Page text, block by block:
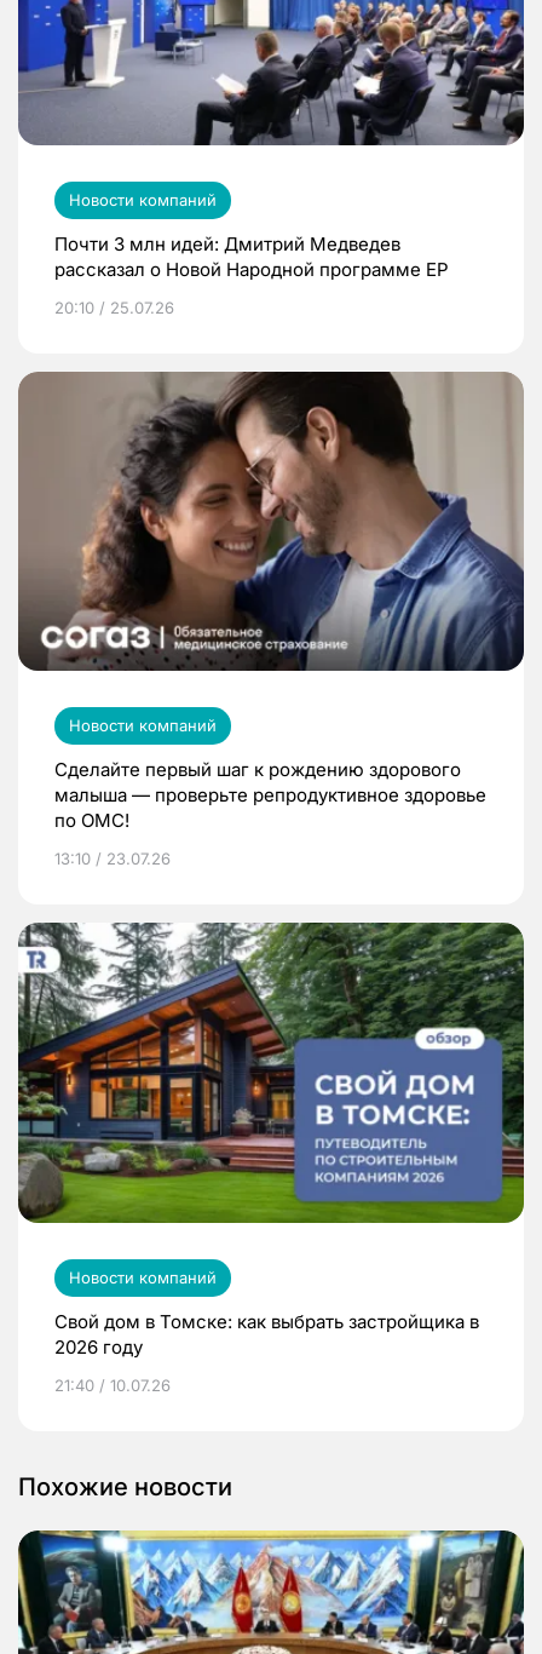
Новости компаний
Почти 3 млн идей: Дмитрий Медведев
рассказал о Новой Народной программе ЕР
20:10 / 25.07.26
Новости компаний
Сделайте первый шаг к рождению здорового
малыша — проверьте репродуктивное здоровье
по ОМС!
13:10 / 23.07.26
Новости компаний
Свой дом в Томске: как выбрать застройщика в
2026 году
21:40 / 10.07.26
Похожие новости